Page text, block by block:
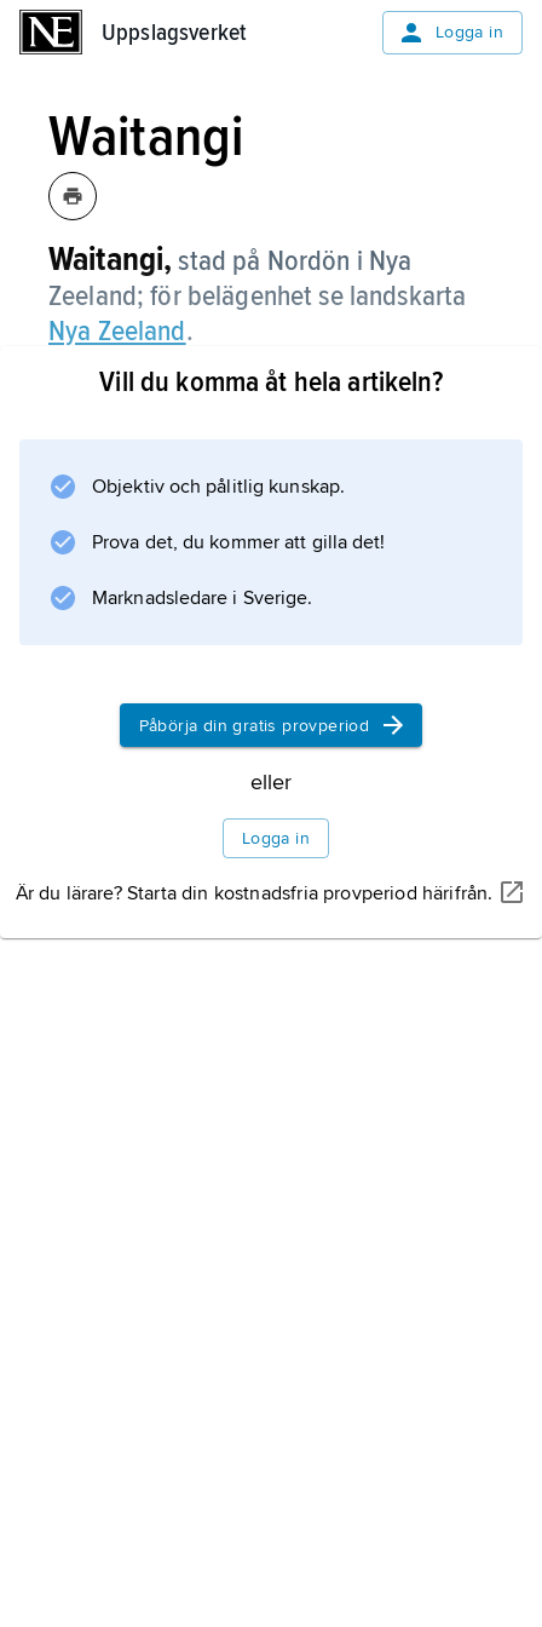
Uppslagsverket Logga in
Waitangi
Waitangi, stad på Nordön i Nya
Zeeland; för belägenhet se landskarta
Nya Zeeland.
Information om artikeln
Vill du komma åt hela artikeln?
Objektiv och pålitlig kunskap.
Prova det, du kommer att gilla det!
Marknadsledare i Sverige.
Påbörja din gratis provperiod
eller
Logga in
Är du lärare? Starta din kostnadsfria provperiod härifrån.